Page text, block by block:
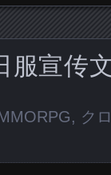
服宣传
, ク